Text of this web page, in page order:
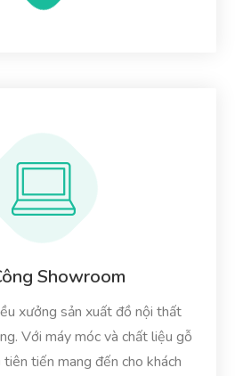
Showroom
xưởng sản xuất đồ nội thất
Với máy móc và chất liệu gỗ
tiến mang đến cho khách